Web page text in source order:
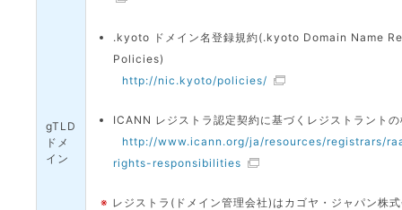
gTLD
ドメ
イン
.kyoto ドメイン名登録規約(.kyoto Domain Name
Policies)
http://nic.kyoto/policies/
ICANN レジストラ認定契約に基づくレジストラント
http://www.icann.org/ja/resources/registrars/
rights-responsibilities
※ レジストラ(ドメイン管理会社)はカゴヤ・ジャパン株